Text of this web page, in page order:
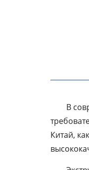
Линия по
трехцветных ротангов
Линия по
В
Китай,